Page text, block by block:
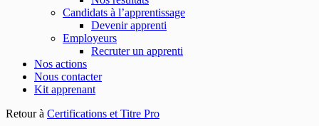
Candidats à l’apprentissage
Devenir apprenti
Employeurs
Recruter un apprenti
Nos actions
Nous contacter
Kit apprenant
Retour à Certifications et Titre Pro